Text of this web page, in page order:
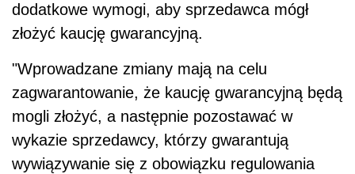
dodatkowe wymogi, aby sprzedawca mógł
złożyć kaucję gwarancyjną.
"Wprowadzane zmiany mają na celu
zagwarantowanie, że kaucję gwarancyjną będą
mogli złożyć, a następnie pozostawać w
wykazie sprzedawcy, którzy gwarantują
wywiązywanie się z obowiązku regulowania